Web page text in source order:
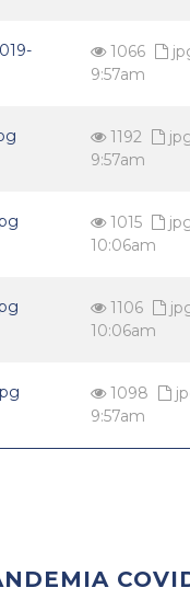
1066
9:57am
1192
9:57am
1015
10:06am
1106
10:06am
1098
9:57am